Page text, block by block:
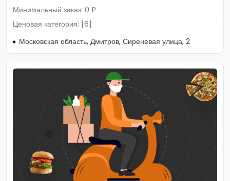
Минимальный заказ: 0 ₽
Ценовая категория: [6]
Московская область, Дмитров, Сиреневая улица, 2